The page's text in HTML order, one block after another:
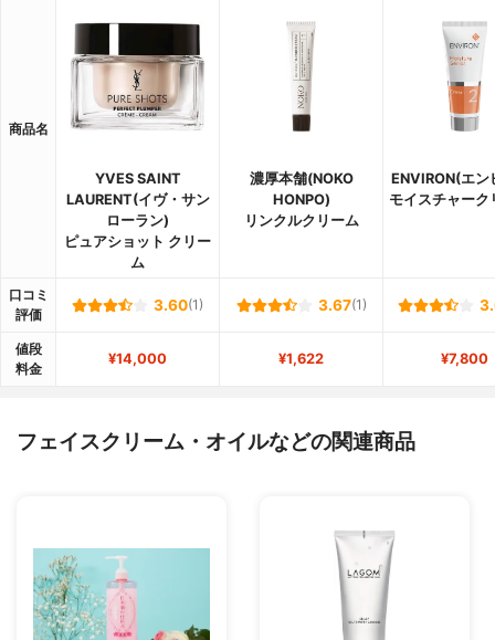
商品名
YVES SAINT
LAURENT(イヴ・サン
ローラン)
ピュアショット クリー
ム
濃厚本舗(NOKO
HONPO)
リンクルクリーム
ENVIRON(エン
モイスチャーク
口コミ
評価
3.60(1) 3.67(1)
値段
料金
¥14,000 ¥1,622 ¥7,800
フェイスクリーム・オイルなどの関連商品